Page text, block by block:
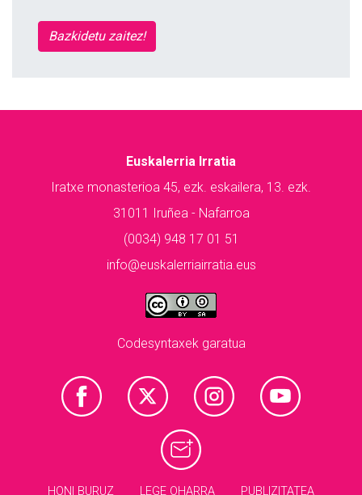
Bazkidetu zaitez!
Euskalerria Irratia
Iratxe monasterioa 45, ezk. eskailera, 13. ezk.
31011 Iruñea - Nafarroa
(0034) 948 17 01 51
info@euskalerriairratia.eus
Codesyntaxek garatua
HONI BURUZ LEGE OHARRA PUBLIZITATEA